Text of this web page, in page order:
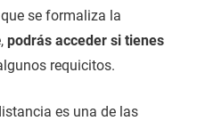
se formaliza la
podrás acceder si tienes
requicitos.
es una de las